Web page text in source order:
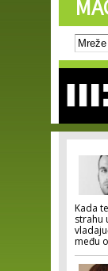
Kada
strahu
među